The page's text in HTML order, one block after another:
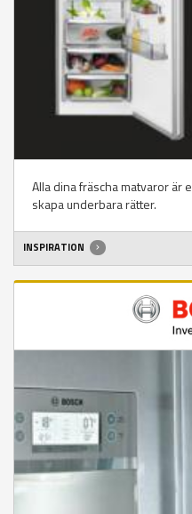
Alla dina fräscha matvaror är
skapa underbara rätter.
INSPIRATION